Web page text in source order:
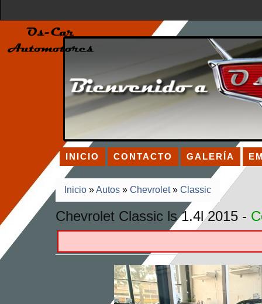
INICIO CONTACTO GALERÍA
Inicio »Autos » Chevrolet» Classic
Chevrolet Classic ls 1.4l 2015 -